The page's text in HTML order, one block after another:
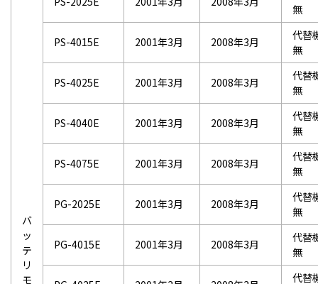
バ
ッ
テ
リ
モ
無
PS-4015E 2001年3月 2008年3月
代替
無
PS-4025E 2001年3月 2008年3月
代替
無
PS-4040E 2001年3月 2008年3月
代替
無
PS-4075E 2001年3月 2008年3月
代替
無
PG-2025E 2001年3月 2008年3月
代替
無
PG-4015E 2001年3月 2008年3月
代替
無
代替